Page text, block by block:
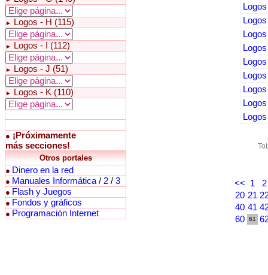
► Logos - H (115)
► Logos - I (112)
► Logos - J (51)
► Logos - K (110)
● ¡Próximamente
más secciones!
Otros portales
● Dinero en la red
● Manuales Informática / 2 / 3
● Flash y Juegos
● Fondos y gráficos
● Programación Internet
<< 1
2
20 21
40 41
60
61